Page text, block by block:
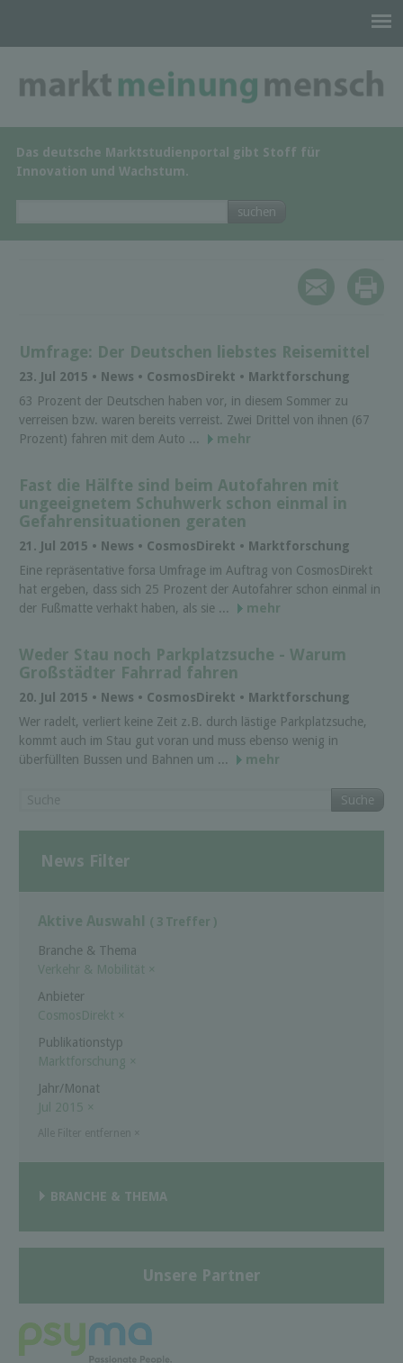
Das deutsche Marktstudienportal gibt Stoff für
Innovation und Wachstum.
Umfrage: Der Deutschen liebstes Reisemittel
23. Jul 2015 • News • Cosmos­Di­rekt • Marktforschung
63 Prozent der Deutschen haben vor, in diesem Sommer zu
verreisen bzw. waren bereits verreist. Zwei Drittel von ihnen (67
Prozent) fahren mit dem Auto ...
mehr
Fast die Hälfte sind beim Autofahren mit
ungeeignetem Schuhwerk schon einmal in
Gefahrensituationen geraten
21. Jul 2015 • News • Cosmos­Di­rekt • Marktforschung
Eine repräsentative forsa Umfrage im Auftrag von CosmosDirekt
hat ergeben, dass sich 25 Prozent der Autofahrer schon einmal in
der Fußmatte verhakt haben, als sie ...
mehr
Weder Stau noch Parkplatzsuche - Warum
Großstädter Fahrrad fahren
20. Jul 2015 • News • Cosmos­Di­rekt • Marktforschung
Wer radelt, verliert keine Zeit z.B. durch lästige Parkplatzsuche,
kommt auch im Stau gut voran und muss ebenso wenig in
überfüllten Bussen und Bahnen um ...
mehr
Suche
News Filter
Aktive Auswahl ( 3 Treffer )
Branche & Thema
Verkehr & Mobilität ×
Anbieter
Cosmos­Di­rekt ×
Publikationstyp
Marktforschung ×
Jahr/Monat
Jul 2015 ×
BRANCHE & THEMA
Unsere Partner